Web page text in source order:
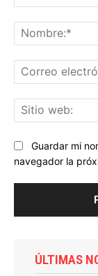
Guardar mi
navegador la
ÚLTIMAS